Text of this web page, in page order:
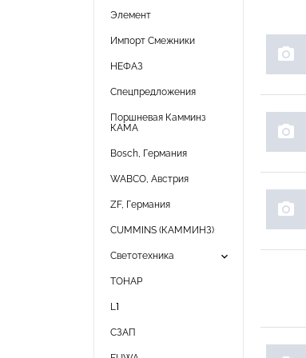
Элемент
Импорт Смежники
НЕФАЗ
Спецпредложения
Поршневая Камминз
КАМА
Bosch, Германия
WABCO, Австрия
ZF, Германия
CUMMINS (КАММИНЗ)
Светотехника keyboard_arrow_down
ТОНАР
L1
СЗАП
photo_camera
photo_camera
photo_camera